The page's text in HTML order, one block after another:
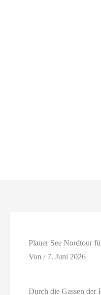
Plauer See Nordtour
Von/ 7. Juni 2026
Durch die Gassen der